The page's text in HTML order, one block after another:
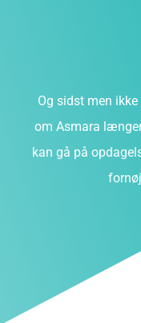
Og sidst men
om Asmara
kan gå på